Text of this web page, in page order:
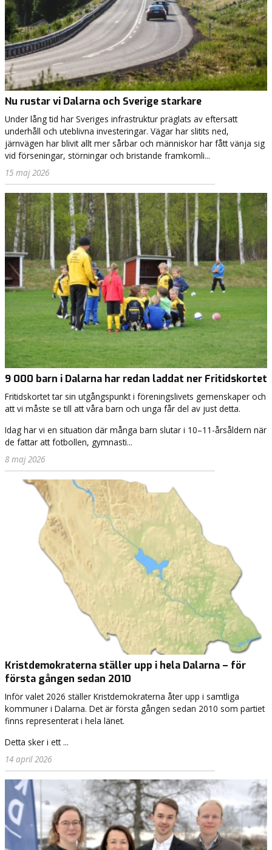
Nu rustar vi Dalarna och Sverige starkare
Under lång tid har Sveriges infrastruktur präglats av eftersatt
underhåll och uteblivna investeringar. Vägar har slitits ned,
järnvägen har blivit allt mer sårbar och människor har fått vänja sig
vid förseningar, störningar och bristande framkomli...
15 maj 2026
9 000 barn i Dalarna har redan laddat ner Fritidskortet
Fritidskortet tar sin utgångspunkt i föreningslivets gemenskaper och
att vi måste se till att våra barn och unga får del av just detta.
Idag har vi en situation där många barn slutar i 10–11-årsåldern när
de fattar att fotbollen, gymnasti...
8 maj 2026
Kristdemokraterna ställer upp i hela Dalarna – för
första gången sedan 2010
Inför valet 2026 ställer Kristdemokraterna åter upp i samtliga
kommuner i Dalarna. Det är första gången sedan 2010 som partiet
finns representerat i hela länet.
Detta sker i ett ...
14 april 2026